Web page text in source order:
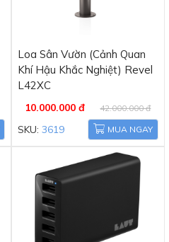
Loa Sân Vườn (Cảnh Quan
Khí Hậu Khắc Nghiệt) Revel
L42XC
10.000.000 đ 42.000.000 đ
SKU: 3619 MUA NGAY